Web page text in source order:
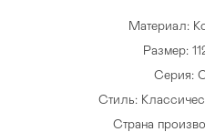
Материал:
Размер:
Серия:
Стиль:
Страна